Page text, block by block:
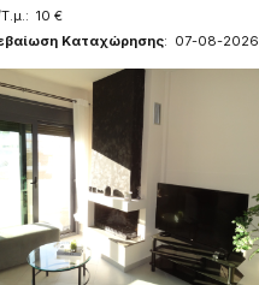
10 €
Καταχώρησης: 07-08-2026